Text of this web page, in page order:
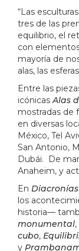
“Las
tres de las
equilibrio, el
con
mayoría de
alas, las
Entre las
icónicas Alas
mostradas de
en diversas
México, Tel
San Antonio,
Dubái. De
Anaheim, y
En Diacronías
los
historia—
monumental,
cubo,
y